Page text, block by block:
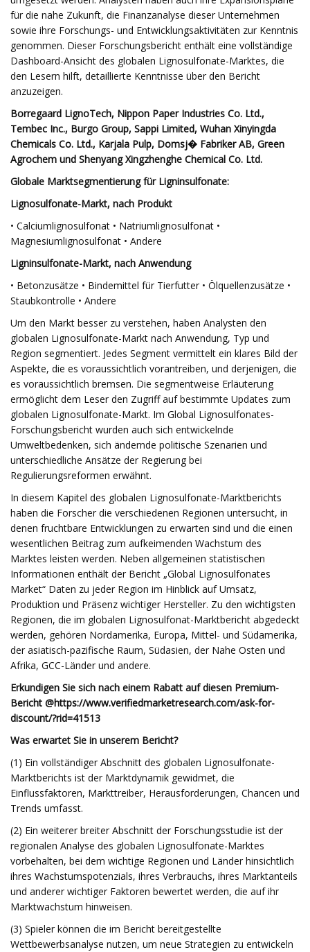
für die nahe Zukunft, die Finanzanalyse dieser Unternehmen
sowie ihre Forschungs- und Entwicklungsaktivitäten zur Kenntnis
genommen. Dieser Forschungsbericht enthält eine vollständige
Dashboard-Ansicht des globalen Lignosulfonate-Marktes, die
den Lesern hilft, detaillierte Kenntnisse über den Bericht
anzuzeigen.
Borregaard LignoTech, Nippon Paper Industries Co. Ltd.,
Tembec Inc., Burgo Group, Sappi Limited, Wuhan Xinyingda
Chemicals Co. Ltd., Karjala Pulp, Domsj� Fabriker AB, Green
Agrochem und Shenyang Xingzhenghe Chemical Co. Ltd.
Globale Marktsegmentierung für Ligninsulfonate:
Lignosulfonate-Markt, nach Produkt
• Calciumlignosulfonat • Natriumlignosulfonat •
Magnesiumlignosulfonat • Andere
Ligninsulfonate-Markt, nach Anwendung
• Betonzusätze • Bindemittel für Tierfutter • Ölquellenzusätze •
Staubkontrolle • Andere
Um den Markt besser zu verstehen, haben Analysten den
globalen Lignosulfonate-Markt nach Anwendung, Typ und
Region segmentiert. Jedes Segment vermittelt ein klares Bild der
Aspekte, die es voraussichtlich vorantreiben, und derjenigen, die
es voraussichtlich bremsen. Die segmentweise Erläuterung
ermöglicht dem Leser den Zugriff auf bestimmte Updates zum
globalen Lignosulfonate-Markt. Im Global Lignosulfonates-
Forschungsbericht wurden auch sich entwickelnde
Umweltbedenken, sich ändernde politische Szenarien und
unterschiedliche Ansätze der Regierung bei
Regulierungsreformen erwähnt.
In diesem Kapitel des globalen Lignosulfonate-Marktberichts
haben die Forscher die verschiedenen Regionen untersucht, in
denen fruchtbare Entwicklungen zu erwarten sind und die einen
wesentlichen Beitrag zum aufkeimenden Wachstum des
Marktes leisten werden. Neben allgemeinen statistischen
Informationen enthält der Bericht „Global Lignosulfonates
Market“ Daten zu jeder Region im Hinblick auf Umsatz,
Produktion und Präsenz wichtiger Hersteller. Zu den wichtigsten
Regionen, die im globalen Lignosulfonat-Marktbericht abgedeckt
werden, gehören Nordamerika, Europa, Mittel- und Südamerika,
der asiatisch-pazifische Raum, Südasien, der Nahe Osten und
Afrika, GCC-Länder und andere.
Erkundigen Sie sich nach einem Rabatt auf diesen Premium-
Bericht @https://www.verifiedmarketresearch.com/ask-for-
discount/?rid=41513
Was erwartet Sie in unserem Bericht?
(1) Ein vollständiger Abschnitt des globalen Lignosulfonate-
Marktberichts ist der Marktdynamik gewidmet, die
Einflussfaktoren, Markttreiber, Herausforderungen, Chancen und
Trends umfasst.
(2) Ein weiterer breiter Abschnitt der Forschungsstudie ist der
regionalen Analyse des globalen Lignosulfonate-Marktes
vorbehalten, bei dem wichtige Regionen und Länder hinsichtlich
ihres Wachstumspotenzials, ihres Verbrauchs, ihres Marktanteils
und anderer wichtiger Faktoren bewertet werden, die auf ihr
Marktwachstum hinweisen.
(3) Spieler können die im Bericht bereitgestellte
Wettbewerbsanalyse nutzen, um neue Strategien zu entwickeln